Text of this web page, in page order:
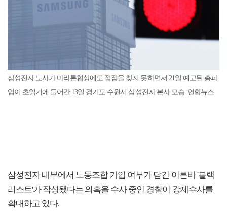
삼성전자 노사가 마라톤협상에도 접점을 찾지 못하면서 21일 예고된 총파
업이 초읽기에 들어간 13일 경기도 수원시 삼성전자 본사 모습. 연합뉴스
삼성전자 내부에서 노동조합 가입 여부가 담긴 이른바 '블랙
리스트'가 작성됐다는 의혹을 수사 중인 경찰이 강제수사를
확대하고 있다.